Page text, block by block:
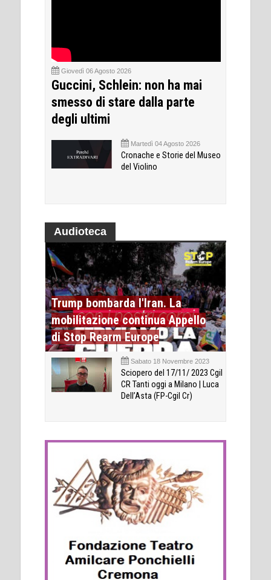
Giovedì 06 Agosto 2026
Guccini, Schlein: non ha mai
smesso di stare dalla parte
degli ultimi
Martedì 04 Agosto 2026
Cronache e Storie del Museo
del Violino
Audioteca
Trump bombarda l'Iran. La
mobilitazione continua Appello
di Stop Rearm Europe
Sabato 18 Novembre 2023
Sciopero del 17/11/ 2023 Cgil
CR Tanti oggi a Milano | Luca
Dell’Asta (FP-Cgil Cr)